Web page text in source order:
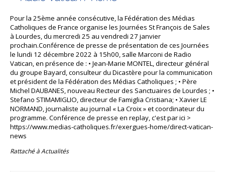
Pour la 25ème année consécutive, la Fédération des Médias
Catholiques de France organise les Journées St François de Sales
à Lourdes, du mercredi 25 au vendredi 27 janvier
prochain.Conférence de presse de présentation de ces Journées
le lundi 12 décembre 2022 à 15h00, salle Marconi de Radio
Vatican, en présence de : • Jean-Marie MONTEL, directeur général
du groupe Bayard, consulteur du Dicastère pour la communication
et président de la Fédération des Médias Catholiques ; • Père
Michel DAUBANES, nouveau Recteur des Sanctuaires de Lourdes ; •
Stefano STIMAMIGLIO, directeur de Famiglia Cristiana; • Xavier LE
NORMAND, journaliste au journal « La Croix » et coordinateur du
programme. Conférence de presse en replay, c'est par ici >
https://www.medias-catholiques.fr/exergues-home/direct-vatican-
news
Rattaché àActualités